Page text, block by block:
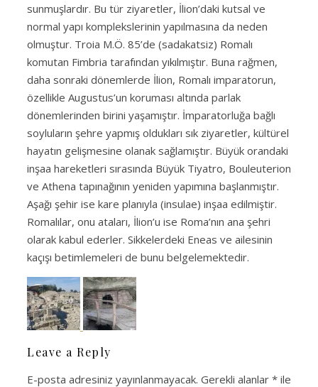
sunmuşlardır. Bu tür ziyaretler, İlion’daki kutsal ve
normal yapı komplekslerinin yapılmasına da neden
olmuştur. Troia M.Ö. 85’de (sadakatsiz) Romalı
komutan Fimbria tarafından yıkılmıştır. Buna rağmen,
daha sonraki dönemlerde İlion, Romalı imparatorun,
özellikle Augustus’un koruması altında parlak
dönemlerinden birini yaşamıştır. İmparatorluğa bağlı
soyluların şehre yapmış oldukları sık ziyaretler, kültürel
hayatın gelişmesine olanak sağlamıştır. Büyük orandaki
inşaa hareketleri sırasında Büyük Tiyatro, Bouleuterion
ve Athena tapınağının yeniden yapımına başlanmıştır.
Aşağı şehir ise kare planıyla (insulae) inşaa edilmiştir.
Romalılar, onu ataları, İlion’u ise Roma’nın ana şehri
olarak kabul ederler. Sikkelerdeki Eneas ve ailesinin
kaçışı betimlemeleri de bunu belgelemektedir.
Leave a Reply
E-posta adresiniz yayınlanmayacak. Gerekli alanlar * ile